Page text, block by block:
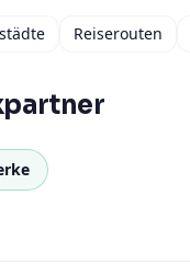
Reiserouten